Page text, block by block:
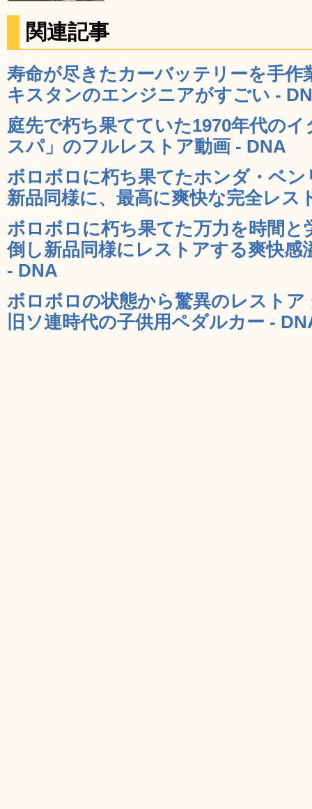
関連記事
寿命が尽きたカーバッテリーを手
キスタンのエンジニアがすごい -
庭先で朽ち果てていた1970年代の
スパ」のフルレストア動画 - DNA
ボロボロに朽ち果てたホンダ・ベン
新品同様に、最高に爽快な完全レス
ボロボロに朽ち果てた万力を時間
倒し新品同様にレストアする爽快感
- DNA
ボロボロの状態から驚異のレスト
旧ソ連時代の子供用ペダルカー -